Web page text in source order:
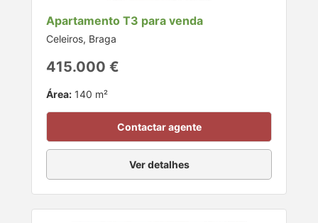
Apartamento T3 para venda
Celeiros, Braga
415.000 €
Área: 140 m²
Contactar agente
Ver detalhes